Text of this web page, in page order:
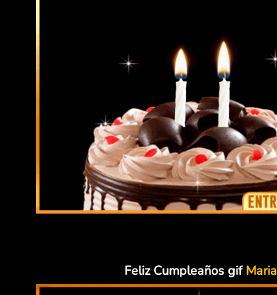
Feliz Cumpleaños gif Maria